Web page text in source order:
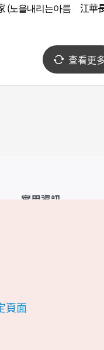
(노을내리는아름
江華
查看更
實用資訊
頁面